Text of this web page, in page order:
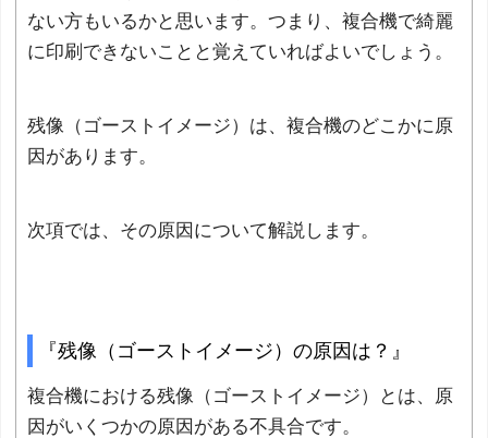
ない方もいるかと思います。つまり、複合機で綺麗
に印刷できないことと覚えていればよいでしょう。
残像（ゴーストイメージ）は、複合機のどこかに原
因があります。
次項では、その原因について解説します。
『残像（ゴーストイメージ）の原因は？』
複合機における残像（ゴーストイメージ）とは、原
因がいくつかの原因がある不具合です。